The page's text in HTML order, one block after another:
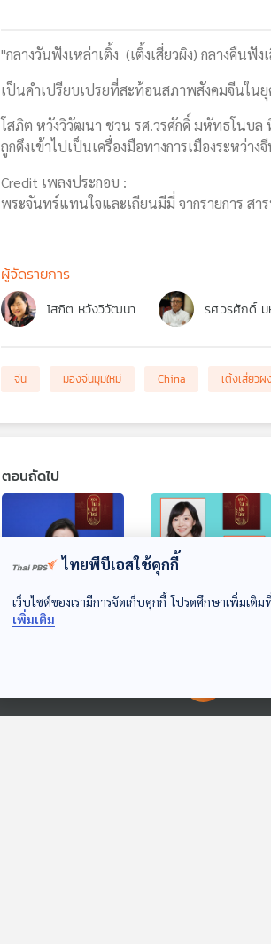
"กลางวันฟังเหล่าเติ้ง (เติ้งเสี่ยวผิง) กลางคืนฟัง
เป็นคำเปรียบเปรยที่สะท้อนสภาพสังคมจีนใน
โสภิต หวังวิวัฒนา ชวน รศ.วรศักดิ์ มหัทธโนบล
ถูกดึงเข้าไปเป็นเครื่องมือทางการเมืองระหว่
Credit เพลงประกอบ :
พระจันทร์แทนใจและเถียนมีมี่ จากรายการ ส
ผู้จัดรายการ
โสภิต หวังวิวัฒนา รศ.วรศักดิ์ ม
จีน มองจีนมุมใหม่ China เติ้งเสี่ยวผิ
ตอนถัดไป
ด้านเลนส์ เทคโนโลยี
เทคโนโลยี
ไทยพีบีเอสใช้คุกกี้
เว็บไซต์ของเรามีการจัดเก็บคุกกี้ โปรดศึกษาเพิ่มเ
เพิ่มเติม